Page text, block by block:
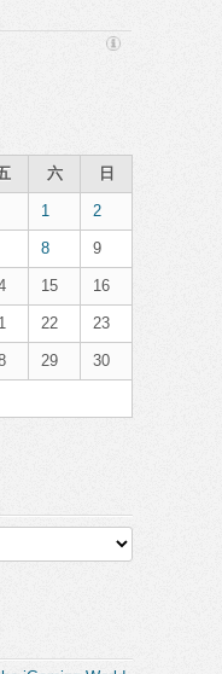
六 日
1 2
8 9
15 16
22 23
29 30